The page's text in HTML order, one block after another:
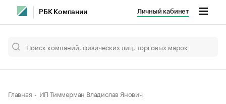
РБК Компании Личный кабинет
Главная ИП Тиммерман Владислав Янович